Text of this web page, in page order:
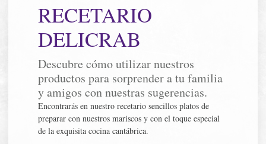
RECETARIO
DELICRAB
Descubre cómo utilizar nuestros
productos para sorprender a tu familia
y amigos con nuestras sugerencias.
Encontrarás en nuestro recetario sencillos platos de
preparar con nuestros mariscos y con el toque especial
de la exquisita cocina cantábrica.